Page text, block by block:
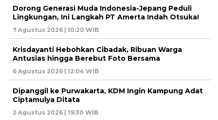
Dorong Generasi Muda Indonesia-Jepang Peduli
Lingkungan, Ini Langkah PT Amerta Indah Otsuka!
7 Agustus 2026 | 10:20 WIB
Krisdayanti Hebohkan Cibadak, Ribuan Warga
Antusias hingga Berebut Foto Bersama
6 Agustus 2026 | 12:04 WIB
Dipanggil ke Purwakarta, KDM Ingin Kampung Adat
Ciptamulya Ditata
2 Agustus 2026 | 19:30 WIB